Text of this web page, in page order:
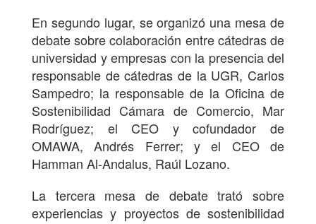
En segundo lugar, se organizó una mesa de
debate sobre colaboración entre cátedras de
universidad y empresas con la presencia del
responsable de cátedras de la UGR, Carlos
Sampedro; la responsable de la Oficina de
Sostenibilidad Cámara de Comercio, Mar
Rodríguez; el CEO y cofundador de
OMAWA, Andrés Ferrer; y el CEO de
Hamman Al-Andalus, Raúl Lozano.
La tercera mesa de debate trató sobre
experiencias y proyectos de sostenibilidad